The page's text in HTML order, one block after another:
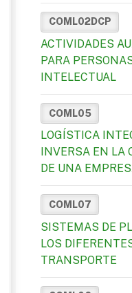
COML02DCP
ACTIVIDADES
PARA
INTELECTUAL
COML05
LOGÍSTICA
INVERSA EN LA
DE UNA
COML07
SISTEMAS DE
LOS
TRANSPORTE